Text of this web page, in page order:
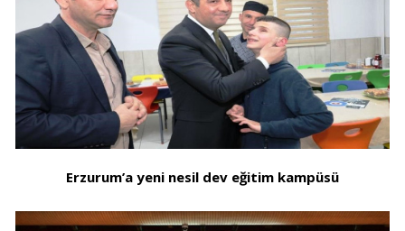
Erzurum’a yeni nesil dev eğitim kampüsü